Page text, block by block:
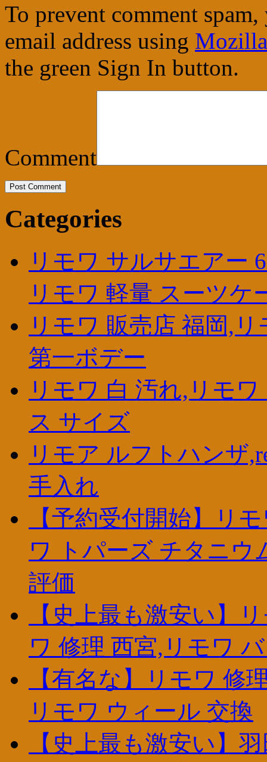
To prevent comment
email address using
the green Sign In button.
Comment
Categories
リモワ サルサエアー
リモワ 軽量 スーツケ
リモワ 販売店 福岡,
第一ボデー
リモワ 白 汚れ,リモ
ス サイズ
リモア ルフトハンザ
手入れ
【予約受付開始】リ
ワ トパーズ チタニウ
評価
【史上最も激安い】
ワ 修理 西宮,リモワ
【有名な】リモワ 修
リモワ ウィール 交換
【史上最も激安い】